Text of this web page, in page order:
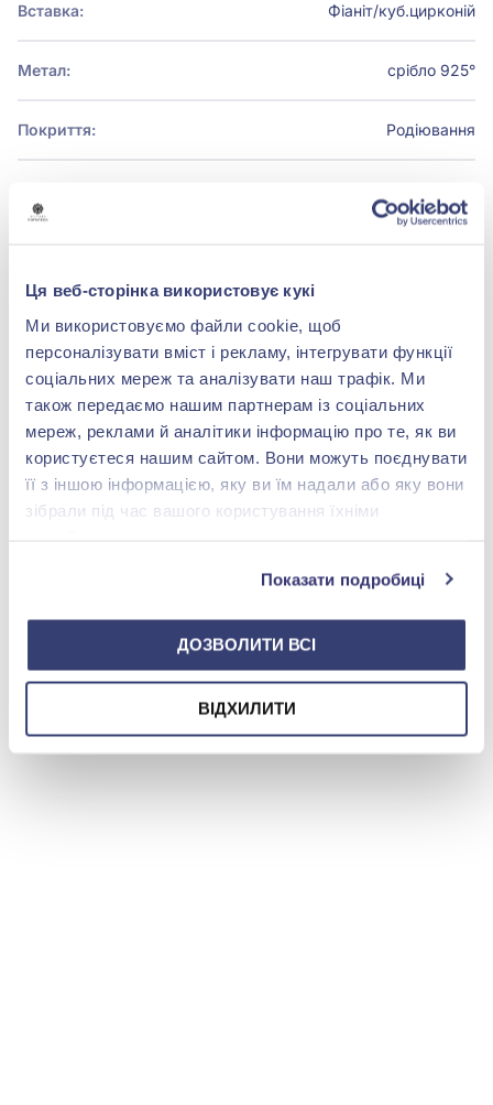
Ця веб-сторінка використовує кукі
Ми використовуємо файли cookie, щоб
персоналізувати вміст і рекламу, інтегрувати функції
соціальних мереж та аналізувати наш трафік. Ми
також передаємо нашим партнерам із соціальних
мереж, реклами й аналітики інформацію про те, як ви
користуєтеся нашим сайтом. Вони можуть поєднувати
її з іншою інформацією, яку ви їм надали або яку вони
зібрали під час вашого користування їхніми
Показати подробиці
ДОЗВОЛИТИ ВСІ
ВІДХИЛИТИ
Вставка: Фіаніт/куб.цирконій
Метал: срібло 925°
Покриття: Родіювання
Детальніше
shop@zolotakoroleva.ua
0 800 501 276